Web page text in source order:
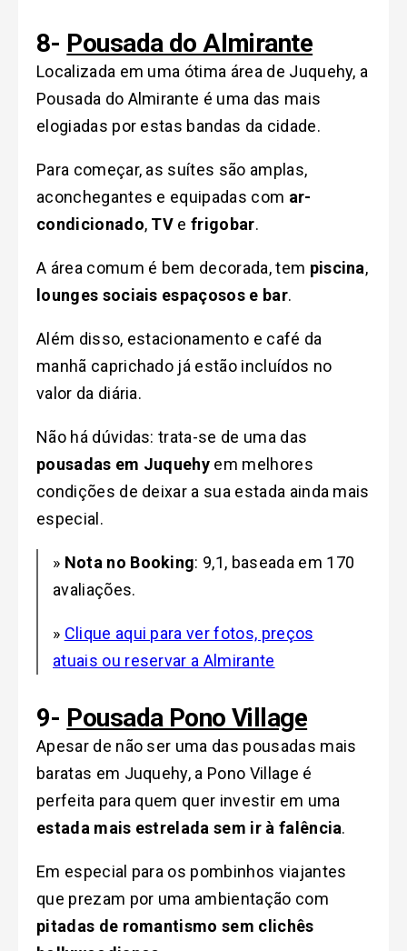
8- Pousada do Almirante
Localizada em uma ótima área de Juquehy, a
Pousada do Almirante é uma das mais
elogiadas por estas bandas da cidade.
Para começar, as suítes são amplas,
aconchegantes e equipadas com ar-
condicionado, TV efrigobar.
A área comum é bem decorada, tem piscina,
lounges sociais espaçosos e bar.
Além disso, estacionamento e café da
manhã caprichado já estão incluídos no
valor da diária.
Não há dúvidas: trata-se de uma das
pousadas em Juquehy em melhores
condições de deixar a sua estada ainda mais
especial.
» Nota no Booking: 9,1, baseada em 170
avaliações.
» Clique aqui para ver fotos, preços
atuais ou reservar a Almirante
9- Pousada Pono Village
Apesar de não ser uma das pousadas mais
baratas em Juquehy, a Pono Village é
perfeita para quem quer investir em uma
estada mais estrelada sem ir à falência.
Em especial para os pombinhos viajantes
que prezam por uma ambientação com
pitadas de romantismo sem clichês